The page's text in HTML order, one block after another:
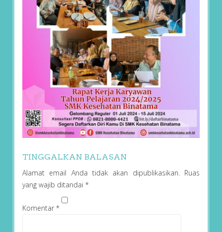
TINGGALKAN BALASAN
Alamat email Anda tidak akan dipublikasikan. Ruas
yang wajib ditandai *
Komentar *